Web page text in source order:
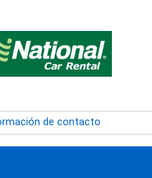
de contacto